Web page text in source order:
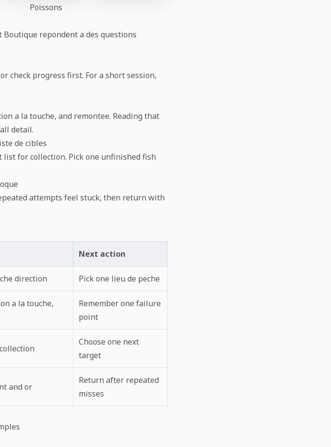
Poissons
Boutique repondent a des questions
check progress first. For a short session,
a la touche, and remontee. Reading that
detail.
de cibles
list for collection. Pick one unfinished fish
attempts feel stuck, then return with
Next action
direction Pick one lieu de peche
a la touche,
Remember one failure
point
Choose one next
target
and or
Return after repeated
misses